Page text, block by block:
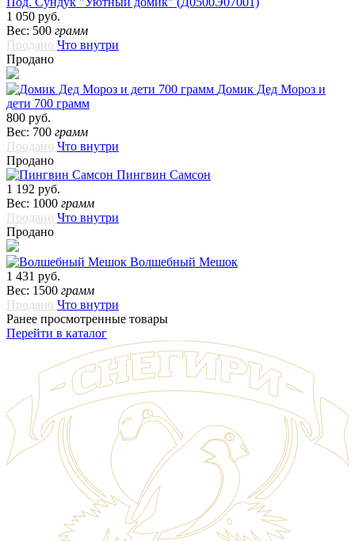
1 050 руб.
Вес: 500 грамм
Продано Что внутри
Продано
Домик Дед Мороз и
дети 700 грамм
800 руб.
Вес: 700 грамм
Продано Что внутри
Продано
Пингвин Самсон
1 192 руб.
Вес: 1000 грамм
Продано Что внутри
Продано
Волшебный Мешок
1 431 руб.
Вес: 1500 грамм
Продано Что внутри
Ранее просмотренные товары
Перейти в каталог